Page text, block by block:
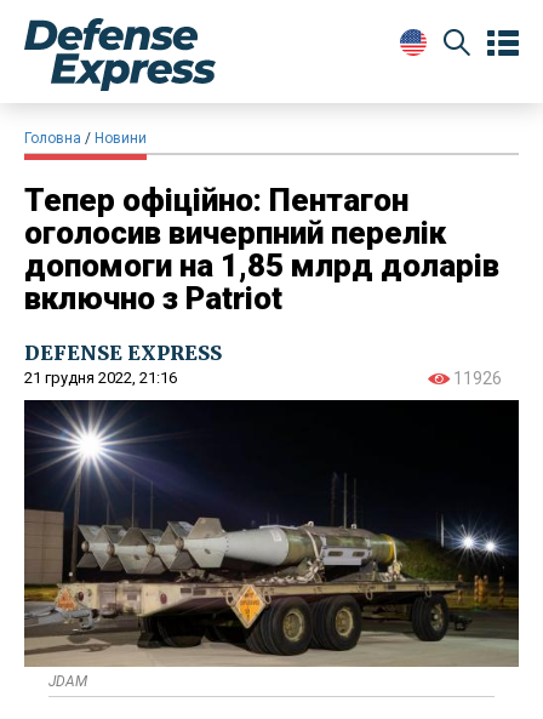
Головна Новини
Тепер офіційно: Пентагон
оголосив вичерпний перелік
допомоги на 1,85 млрд доларів
включно з Patriot
DEFENSE EXPRESS
21 грудня 2022, 21:16 11926
JDAM